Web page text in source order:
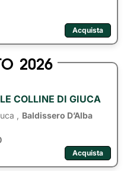
Acquista
2026
COLLINE DI GIUCA
,
Baldissero D’Alba
Acquista